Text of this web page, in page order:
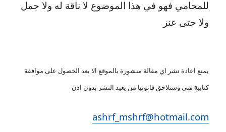
للمحامي فهو في هذا الموضوع لا ناقة له ولا جمل
ولا حتى عنز
يمنع اعادة نشر اي مقالة منشورة بالموقع الا بعد الحصول على موافقة
كتابية مني وسنلاحق قانونيا من يعيد النشر بدون اذن
ashrf_mshrf@hotmail.com